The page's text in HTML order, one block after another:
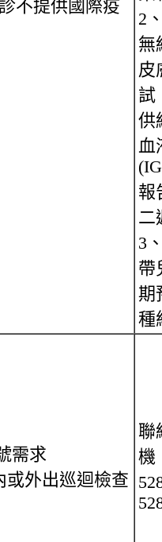
不提供國際疫
2
無
皮
試
供
血
報
二
3
帶
期
種
需求
或外出巡迴檢查
聯
機